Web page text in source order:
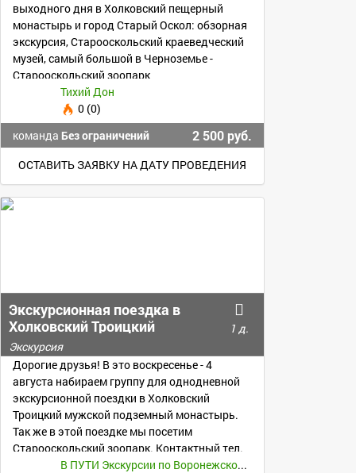
выходного дня в Холковский пещерный
монастырь и город Старый Оскол: обзорная
экскурсия, Старооскольский краеведческий
музей, самый большой в Черноземье -
Старооскольский зоопарк
Тихий Дон
0 (0)
команда Без ограничений 2 500 руб.
ОСТАВИТЬ ЗАЯВКУ НА ДАТУ ПРОВЕДЕНИЯ
Экскурсионная поездка в
Холковский Троицкий
мужской подземный
монастырь
1 д.
Экскурсия
Дорогие друзья! В это воскресенье - 4
августа набираем группу для однодневной
экскурсионной поездки в Холковский
Троицкий мужской подземный монастырь.
Так же в этой поездке мы посетим
Старооскольский зоопарк. Контактный тел.
89805422477 Виктор
В ПУТИ Экскурсии по Воронежской области